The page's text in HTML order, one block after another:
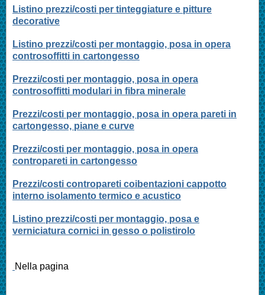
Listino prezzi/costi per tinteggiature e pitture
decorative
Listino prezzi/costi per montaggio, posa in opera
controsoffitti in cartongesso
Prezzi/costi per montaggio, posa in opera
controsoffitti modulari in fibra minerale
Prezzi/costi per montaggio, posa in opera pareti in
cartongesso, piane e curve
Prezzi/costi per montaggio, posa in opera
contropareti in cartongesso
Prezzi/costi contropareti coibentazioni cappotto
interno isolamento termico e acustico
Listino prezzi/costi per montaggio, posa e
verniciatura cornici in gesso o polistirolo
Nella pagina